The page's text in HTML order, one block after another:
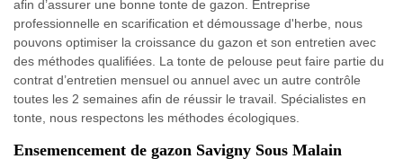
afin d’assurer une bonne tonte de gazon. Entreprise
professionnelle en scarification et démoussage d'herbe, nous
pouvons optimiser la croissance du gazon et son entretien avec
des méthodes qualifiées. La tonte de pelouse peut faire partie du
contrat d’entretien mensuel ou annuel avec un autre contrôle
toutes les 2 semaines afin de réussir le travail. Spécialistes en
tonte, nous respectons les méthodes écologiques.
Ensemencement de gazon Savigny Sous Malain